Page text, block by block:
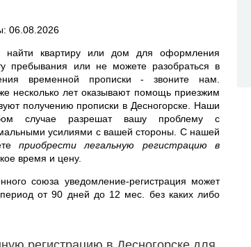
06.08.2026
квартиру или дом для оформления
пребывания или не можете разобраться в
временной прописки - звоните нам.
несколько лет оказывают помощь приезжим
получению прописки в Десногорске. Наши
случае разрешат вашу проблему с
усилиями с вашей стороны. С нашей
приобрести легальную регистрацию в
время и цену.
союза уведомление-регистрация может
от 90 дней до 12 мес. без каких либо